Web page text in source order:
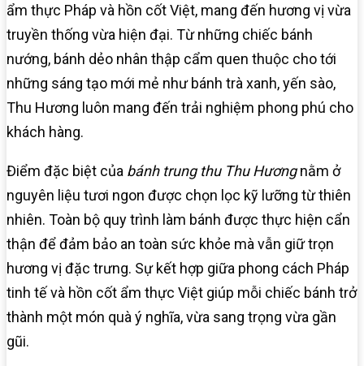
ẩm thực Pháp và hồn cốt Việt, mang đến hương vị vừa
truyền thống vừa hiện đại. Từ những chiếc bánh
nướng, bánh dẻo nhân thập cẩm quen thuộc cho tới
những sáng tạo mới mẻ như bánh trà xanh, yến sào,
Thu Hương luôn mang đến trải nghiệm phong phú cho
khách hàng.
Điểm đặc biệt của bánh trung thu Thu Hươngnằm ở
nguyên liệu tươi ngon được chọn lọc kỹ lưỡng từ thiên
nhiên. Toàn bộ quy trình làm bánh được thực hiện cẩn
thận để đảm bảo an toàn sức khỏe mà vẫn giữ trọn
hương vị đặc trưng. Sự kết hợp giữa phong cách Pháp
tinh tế và hồn cốt ẩm thực Việt giúp mỗi chiếc bánh trở
thành một món quà ý nghĩa, vừa sang trọng vừa gần
gũi.